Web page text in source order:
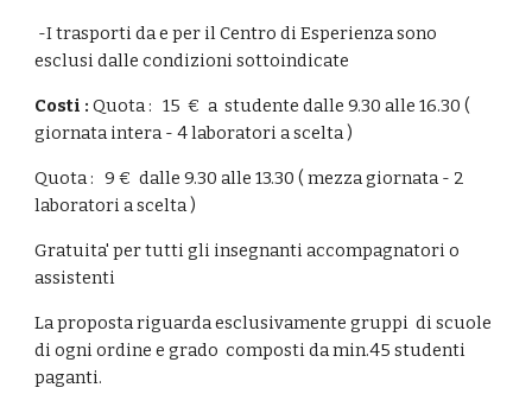
-I trasporti da e per il Centro di Esperienza sono
esclusi dalle condizioni sottoindicate
Costi : Quota : 15 € a studente dalle 9.30 alle 16.30 (
giornata intera - 4 laboratori a scelta )
Quota : 9 € dalle 9.30 alle 13.30 ( mezza giornata - 2
laboratori a scelta )
Gratuita' per tutti gli insegnanti accompagnatori o
assistenti
La proposta riguarda esclusivamente gruppi di scuole
di ogni ordine e grado composti da min.45 studenti
paganti.